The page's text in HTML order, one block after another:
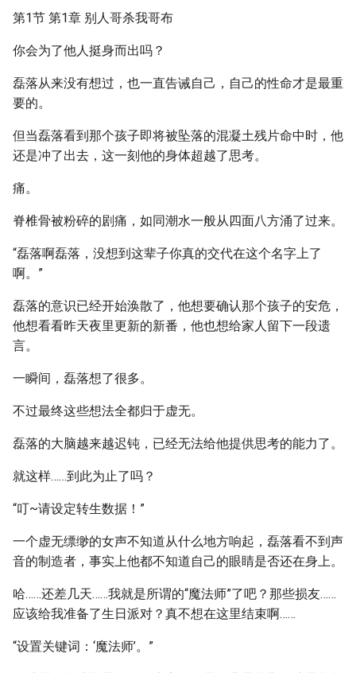
第1节 第1章 别人哥杀我哥布
你会为了他人挺身而出吗？
磊落从来没有想过，也一直告诫自己，自己的性命才是最重
要的。
但当磊落看到那个孩子即将被坠落的混凝土残片命中时，他
还是冲了出去，这一刻他的身体超越了思考。
痛。
脊椎骨被粉碎的剧痛，如同潮水一般从四面八方涌了过来。
“磊落啊磊落，没想到这辈子你真的交代在这个名字上了
啊。”
磊落的意识已经开始涣散了，他想要确认那个孩子的安危，
他想看看昨天夜里更新的新番，他也想给家人留下一段遗
言。
一瞬间，磊落想了很多。
不过最终这些想法全都归于虚无。
磊落的大脑越来越迟钝，已经无法给他提供思考的能力了。
就这样……到此为止了吗？
“叮~请设定转生数据！”
一个虚无缥缈的女声不知道从什么地方响起，磊落看不到声
音的制造者，事实上他都不知道自己的眼睛是否还在身上。
哈……还差几天……我就是所谓的“魔法师”了吧？那些损友……
应该给我准备了生日派对？真不想在这里结束啊……
“设置关键词：‘魔法师’。”